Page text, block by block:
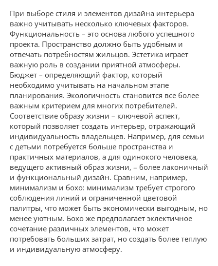
При выборе стиля и элементов дизайна интерьера
важно учитывать несколько ключевых факторов.
Функциональность – это основа любого успешного
проекта. Пространство должно быть удобным и
отвечать потребностям жильцов. Эстетика играет
важную роль в создании приятной атмосферы.
Бюджет – определяющий фактор, который
необходимо учитывать на начальном этапе
планирования. Экологичность становится все более
важным критерием для многих потребителей.
Соответствие образу жизни – ключевой аспект,
который позволяет создать интерьер, отражающий
индивидуальность владельцев. Например, для семьи
с детьми потребуется больше пространства и
практичных материалов, а для одинокого человека,
ведущего активный образ жизни, – более лаконичный
и функциональный дизайн. Сравним, например,
минимализм и бохо: минимализм требует строгого
соблюдения линий и ограниченной цветовой
палитры, что может быть экономически выгодным, но
менее уютным. Бохо же предполагает эклектичное
сочетание различных элементов, что может
потребовать больших затрат, но создать более теплую
и индивидуальную атмосферу.